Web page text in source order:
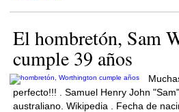
El hombretón, Sam
cumple 39 años
perfecto!!! . Samuel Henry John
australiano. Wikipedia . Fecha de